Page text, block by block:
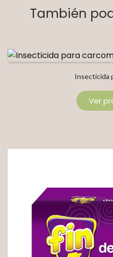
También
Insecticida
Ver